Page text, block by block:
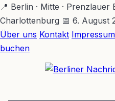
Zum
Hauptinhalt
springen
📍 Berlin · Mitte · Prenzlauer
Charlottenburg 📅 6. August
Über uns Kontakt Impressum
buchen